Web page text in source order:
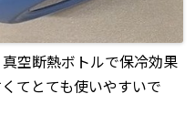
空断熱ボトルで保冷効果
てとても使いやすいで